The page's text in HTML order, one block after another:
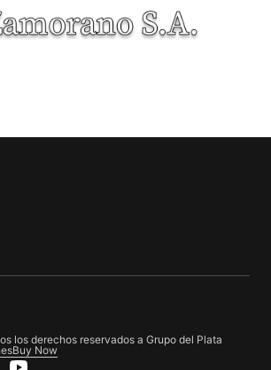
los derechos reservados a Grupo del Plata
Buy Now